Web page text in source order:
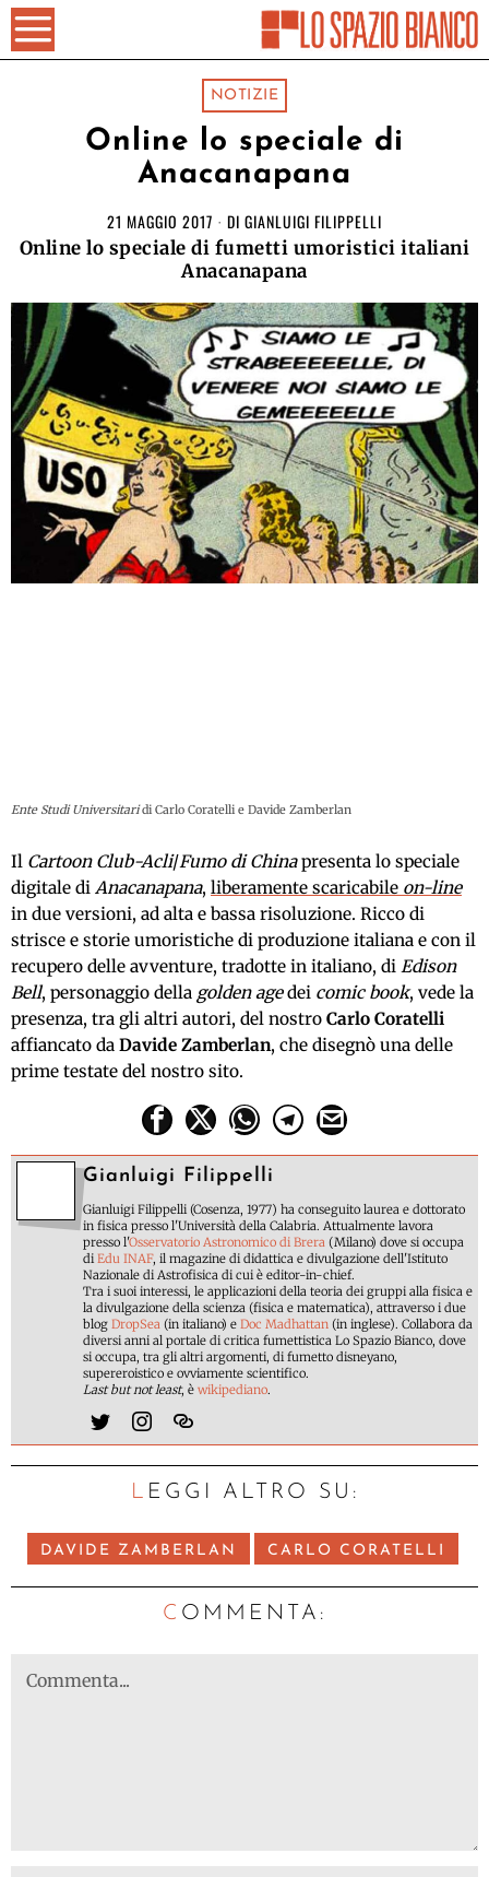
NOTIZIE
Online lo speciale di
Anacanapana
21 MAGGIO 2017 DI GIANLUIGI FILIPPELLI
Online lo speciale di fumetti umoristici italiani
Anacanapana
Ente Studi Universitaridi Carlo Coratelli e Davide Zamberlan
Il Cartoon Club-Acli/Fumo di Chinapresenta lo speciale
digitale di Anacanapana, liberamente scaricabile on-line
in due versioni, ad alta e bassa risoluzione. Ricco di
strisce e storie umoristiche di produzione italiana e con il
recupero delle avventure, tradotte in italiano, di Edison
Bell, personaggio della golden agedei comic book, vede la
presenza, tra gli altri autori, del nostro Carlo Coratelli
affiancato da Davide Zamberlan, che disegnò una delle
prime testate del nostro sito.
Gianluigi Filippelli
Gianluigi Filippelli (Cosenza, 1977) ha conseguito laurea e dottorato
in fisica presso l'Università della Calabria. Attualmente lavora
presso l'Osservatorio Astronomico di Brera (Milano) dove si occupa
diEdu INAF, il magazine di didattica e divulgazione dell'Istituto
Nazionale di Astrofisica di cui è editor-in-chief.
Tra i suoi interessi, le applicazioni della teoria dei gruppi alla fisica e
la divulgazione della scienza (fisica e matematica), attraverso i due
blog DropSea (in italiano) e Doc Madhattan (in inglese). Collabora da
diversi anni al portale di critica fumettistica Lo Spazio Bianco, dove
si occupa, tra gli altri argomenti, di fumetto disneyano,
supereroistico e ovviamente scientifico.
Last but not least, è wikipediano.
LEGGI ALTRO SU:
DAVIDE ZAMBERLAN CARLO CORATELLI
C OMMENTA: